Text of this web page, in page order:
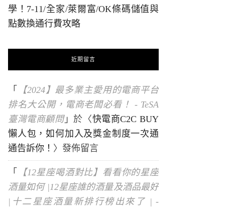
學！7-11/全家/萊爾富/OK條碼儲值與
點數換通行費攻略
近期留言
「
【2024】最多業主愛用的電商平台
排名大公開，電商老闆必看！ - TeSA
臺灣電商顧問」於〈快電商C2C BUY
懶人包，如何加入及獎金制度一次通
通告訴你！ 〉發佈留言
「
【12星座喝酒對比】看看你的星座
酒量如何 |12星座誰的酒量及酒品最好
|十二星座酒量新排行榜出來了 | -